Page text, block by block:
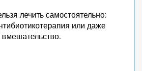
лечить самостоятельно:
или даже
вмешательство.